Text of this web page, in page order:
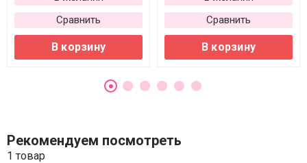
Сравнить
В корзину
Сравнить
В корзину
Рекомендуем посмотреть
1 товар